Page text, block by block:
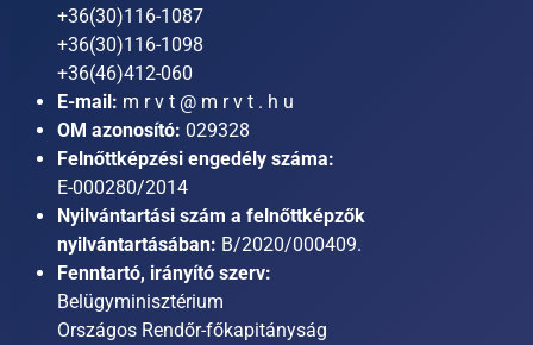
+36(30)116-1087
+36(30)116-1098
+36(46)412-060
E-mail: m r v t @ m r v t . h u
OM azonosító: 029328
Felnőttképzési engedély száma:
E-000280/2014
Nyilvántartási szám a felnőttképzők
nyilvántartásában: B/2020/000409.
Fenntartó, irányító szerv:
Belügyminisztérium
Országos Rendőr-főkapitányság